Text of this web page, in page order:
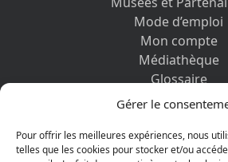
Gérer le
Pour offrir les meilleures expériences, nous
telles que les cookies pour stocker et/ou
Mode d’emploi
Mon compte
Médiathèque
Glossaire
Contactez-nous
Vos informations